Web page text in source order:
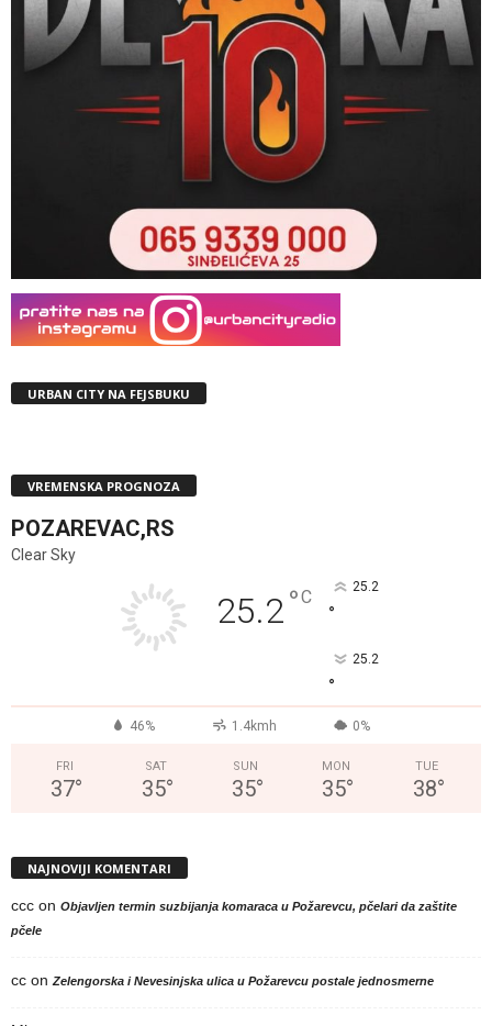
URBAN CITY NA FEJSBUKU
VREMENSKA PROGNOZA
POZAREVAC,RS
Clear Sky
25.2°C 25.2
°
25.2
°
46% 1.4kmh 0%
FRI
37°
SAT
35°
SUN
35°
MON
35°
TUE
38°
NAJNOVIJI KOMENTARI
ccc on Objavljen termin suzbijanja komaraca u Požarevcu, pčelari da zaštite
pčele
cc on Zelengorska i Nevesinjska ulica u Požarevcu postale jednosmerne